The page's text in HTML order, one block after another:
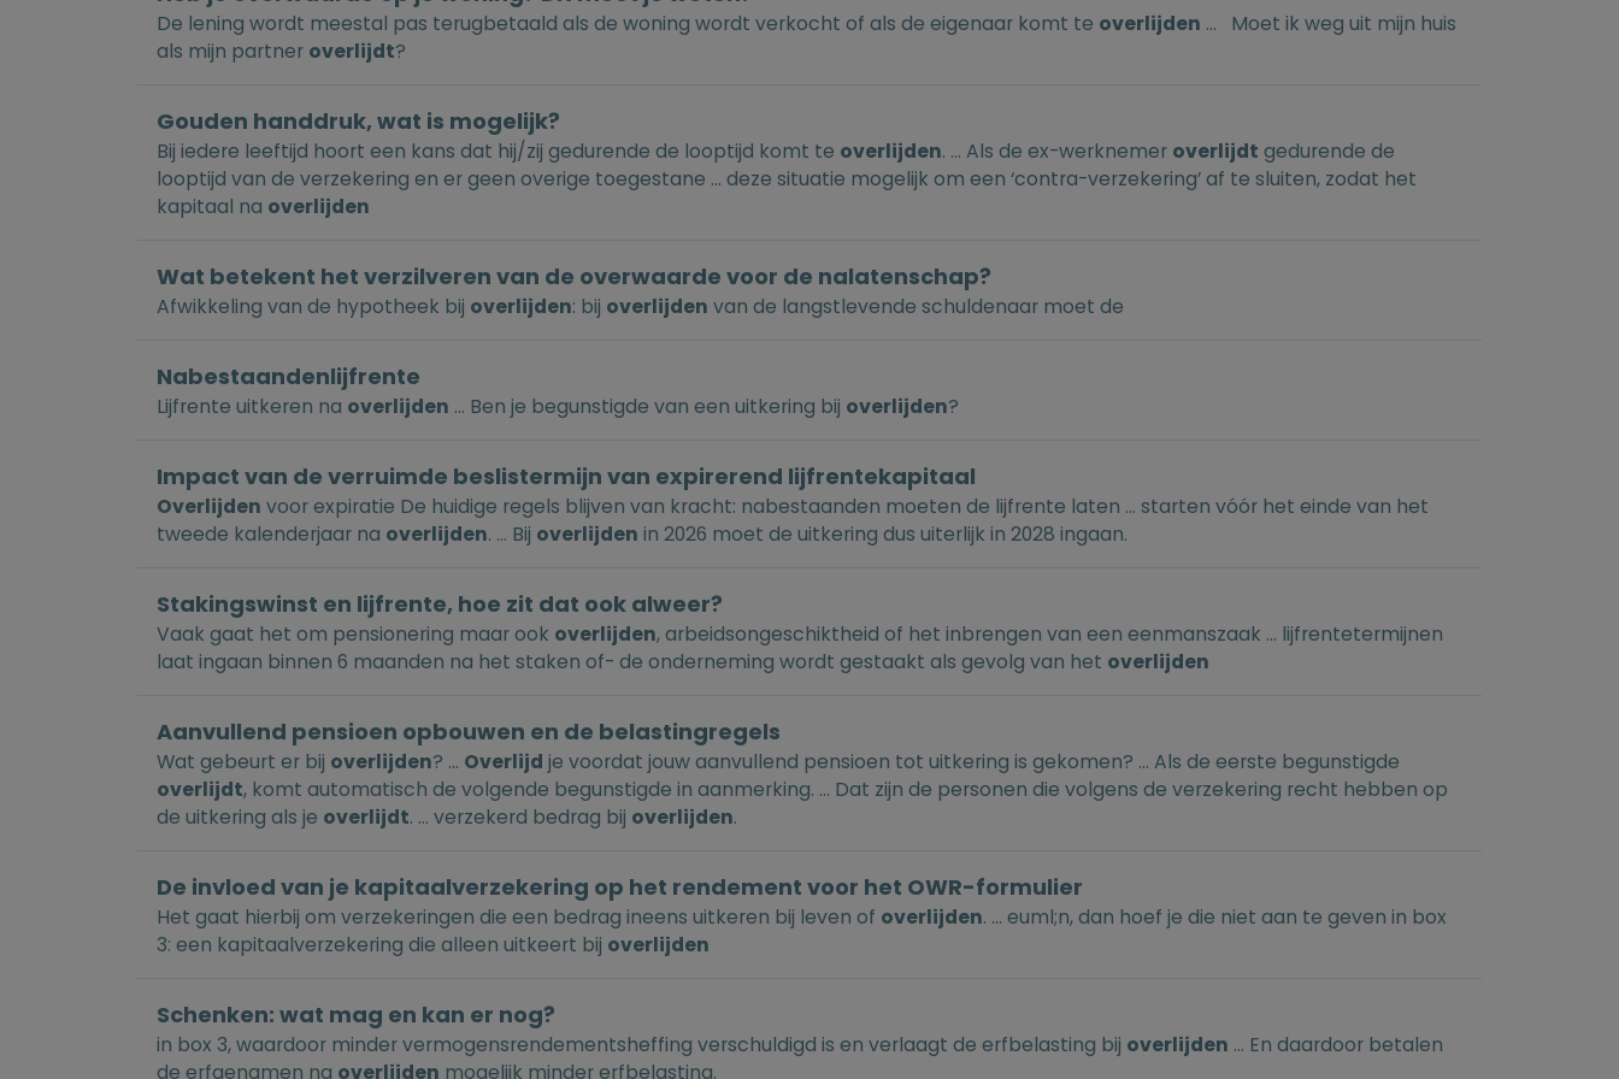
De lening wordt meestal pas terugbetaald als de woning wordt verkocht of als de eigenaar komt te overlijden ... Moet ik weg uit mijn huis
als mijn partner overlijdt?
Gouden handdruk, wat is mogelijk?
Bij iedere leeftijd hoort een kans dat hij/zij gedurende de looptijd komt te overlijden. ... Als de ex-werknemer overlijdt gedurende de
looptijd van de verzekering en er geen overige toegestane ... deze situatie mogelijk om een ‘contra-verzekering’ af te sluiten, zodat het
kapitaal na overlijden
Wat betekent het verzilveren van de overwaarde voor de nalatenschap?
Afwikkeling van de hypotheek bij overlijden: bij overlijden van de langstlevende schuldenaar moet de
Nabestaandenlijfrente
Lijfrente uitkeren na overlijden ... Ben je begunstigde van een uitkering bij overlijden?
Impact van de verruimde beslistermijn van expirerend lijfrentekapitaal
Overlijden voor expiratie De huidige regels blijven van kracht: nabestaanden moeten de lijfrente laten ... starten vóór het einde van het
tweede kalenderjaar na overlijden. ... Bij overlijden in 2026 moet de uitkering dus uiterlijk in 2028 ingaan.
Stakingswinst en lijfrente, hoe zit dat ook alweer?
Vaak gaat het om pensionering maar ook overlijden, arbeidsongeschiktheid of het inbrengen van een eenmanszaak ... lijfrentetermijnen
laat ingaan binnen 6 maanden na het staken of- de onderneming wordt gestaakt als gevolg van het overlijden
Aanvullend pensioen opbouwen en de belastingregels
Wat gebeurt er bij overlijden? ... Overlijd je voordat jouw aanvullend pensioen tot uitkering is gekomen? ... Als de eerste begunstigde
overlijdt, komt automatisch de volgende begunstigde in aanmerking. ... Dat zijn de personen die volgens de verzekering recht hebben op
de uitkering als je overlijdt. ... verzekerd bedrag bij overlijden.
De invloed van je kapitaalverzekering op het rendement voor het OWR-formulier
Het gaat hierbij om verzekeringen die een bedrag ineens uitkeren bij leven of overlijden. ... euml;n, dan hoef je die niet aan te geven in box
3: een kapitaalverzekering die alleen uitkeert bij overlijden
Schenken: wat mag en kan er nog?
in box 3, waardoor minder vermogensrendementsheffing verschuldigd is en verlaagt de erfbelasting bij overlijden ... En daardoor betalen
de erfgenamen na overlijden mogelijk minder erfbelasting.